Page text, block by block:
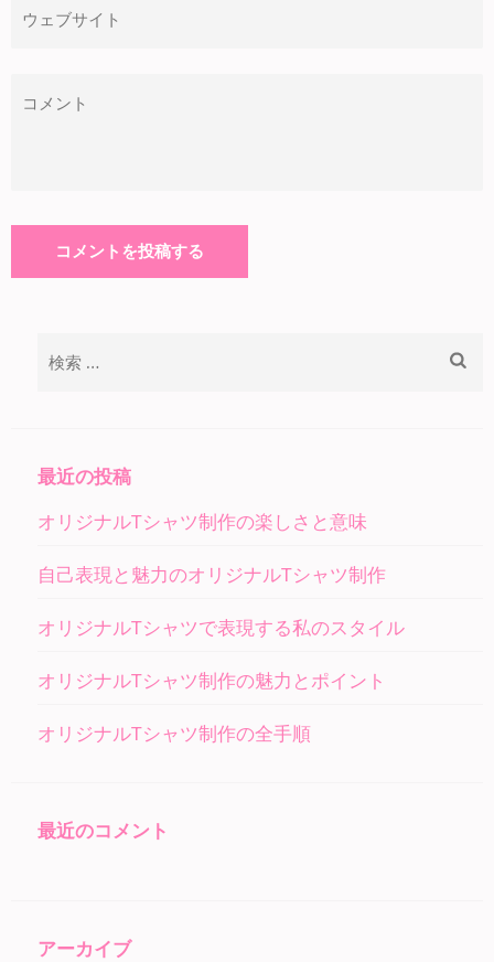
最近の投稿
オリジナルTシャツ制作の楽しさと意味
自己表現と魅力のオリジナルTシャツ制作
オリジナルTシャツで表現する私のスタイル
オリジナルTシャツ制作の魅力とポイント
オリジナルTシャツ制作の全手順
最近のコメント
アーカイブ